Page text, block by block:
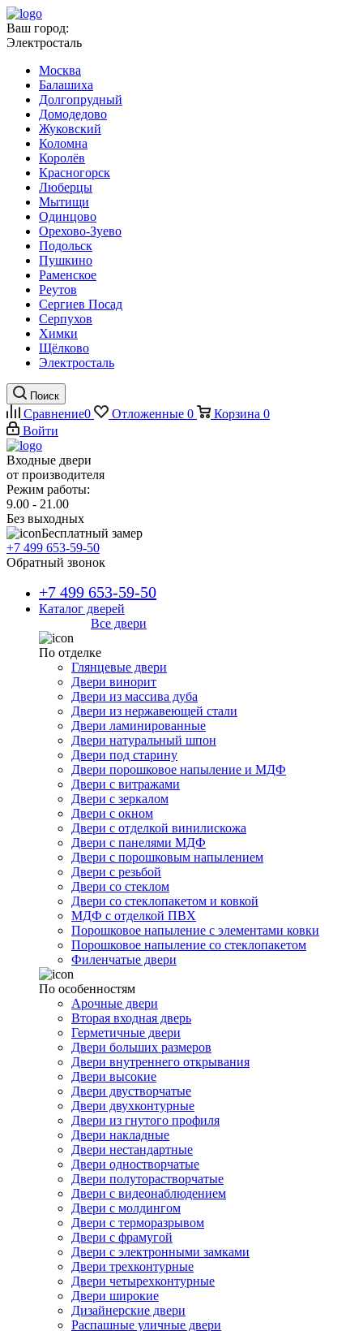
Ваш город:
Электросталь
Москва
Балашиха
Долгопрудный
Домодедово
Жуковский
Коломна
Королёв
Красногорск
Люберцы
Мытищи
Одинцово
Орехово-Зуево
Подольск
Пушкино
Раменское
Реутов
Сергиев Посад
Серпухов
Химки
Щёлково
Электросталь
Поиск
Сравнение0 Отложенные 0 Корзина 0
Войти
Входные двери
от производителя
Режим работы:
9.00 - 21.00
Без выходных
Бесплатный замер
+7 499 653-59-50
Обратный звонок
+7 499 653-59-50
Каталог дверей
Все двери
По отделке
Глянцевые двери
Двери винорит
Двери из массива дуба
Двери из нержавеющей стали
Двери ламинированные
Двери натуральный шпон
Двери под старину
Двери порошковое напыление и МДФ
Двери с витражами
Двери с зеркалом
Двери с окном
Двери с отделкой винилискожа
Двери с панелями МДФ
Двери с порошковым напылением
Двери с резьбой
Двери со стеклом
Двери со стеклопакетом и ковкой
МДФ с отделкой ПВХ
Порошковое напыление с элементами ковки
Порошковое напыление со стеклопакетом
Филенчатые двери
По особенностям
Арочные двери
Вторая входная дверь
Герметичные двери
Двери больших размеров
Двери внутреннего открывания
Двери высокие
Двери двустворчатые
Двери двухконтурные
Двери из гнутого профиля
Двери накладные
Двери нестандартные
Двери одностворчатые
Двери полуторастворчатые
Двери с видеонаблюдением
Двери с молдингом
Двери с терморазрывом
Двери с фрамугой
Двери с электронными замками
Двери трехконтурные
Двери четырехконтурные
Двери широкие
Дизайнерские двери
Распашные уличные двери